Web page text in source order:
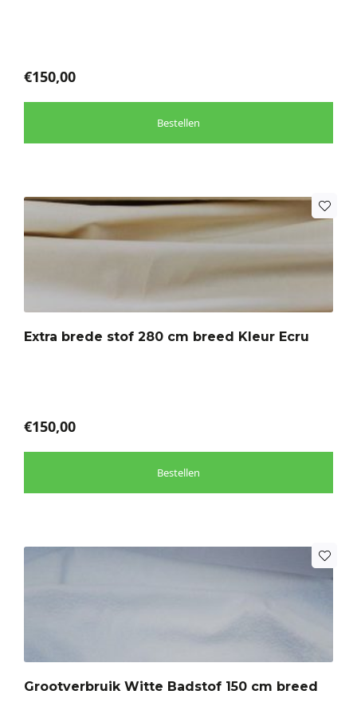
€150,00
Bestellen
productpagina
Extra brede stof 280 cm breed Kleur Ecru
€150,00
Bestellen
Dit
product
kan
productpagina
Grootverbruik Witte Badstof 150 cm breed
kan